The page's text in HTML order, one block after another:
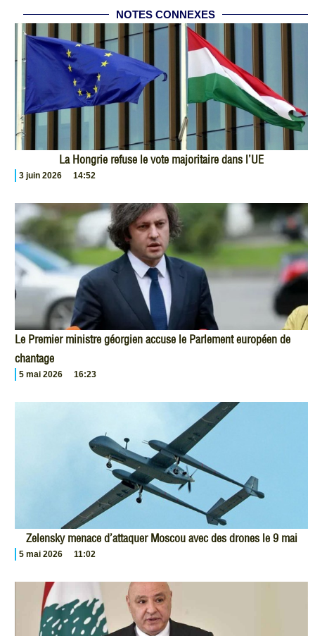
NOTES CONNEXES
La Hongrie refuse le vote majoritaire dans l’UE
3 juin 2026 14:52
Le Premier ministre géorgien accuse le Parlement européen de
chantage
5 mai 2026 16:23
Zelensky menace d’attaquer Moscou avec des drones le 9 mai
5 mai 2026 11:02